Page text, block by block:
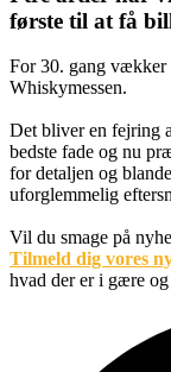
første til at få
For 30. gang vækker
Whiskymessen.
Det bliver en fejring
bedste fade og nu
for detaljen og
uforglemmelig
Vil du smage på
Tilmeld dig vores
hvad der er i gære